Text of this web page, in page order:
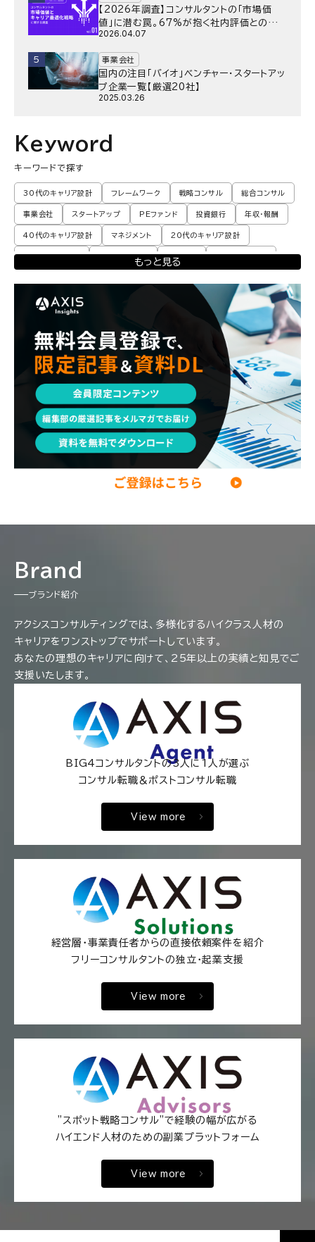
【2026年調査】コンサルタントの「市場価
値」に潜む罠。67%が抱く社内評価との乖
離と、採用側が抱く“本音”の懸念とは
2026.04.07
5 事業会社
国内の注目「バイオ」ベンチャー・スタートアッ
プ企業一覧【厳選20社】
2025.03.26
Keyword
キーワードで探す
30代のキャリア設計 フレームワーク 戦略コンサル 総合コンサル
事業会社 スタートアップ PEファンド 投資銀行 年収・報酬
40代のキャリア設計 マネジメント 20代のキャリア設計
転職体験談・実例 プロモーション 業界動向 コンサル現場論
エンジニア 調査レポート 独立・フリーランス
パートナー
コンサル現場論 経営企画・事業企画 メンタルケア
パラレルキャリア ワークライフバランス 移住・二拠点生活 AI活用
DX・テクノロジー リスキリング・資格 M&A・ファイナンス
もっと見る
Brand
ブランド紹介
アクシスコンサルティングでは、多様化するハイクラス人材の
キャリアをワンストップでサポートしています。
あなたの理想のキャリアに向けて、25年以上の実績と知見でご
支援いたします。
BIG4コンサルタントの3人に1人が選ぶ
コンサル転職＆ポストコンサル転職
View more
経営層・事業責任者からの直接依頼案件を紹介
フリーコンサルタントの独立・起業支援
View more
"スポット戦略コンサル"で経験の幅が広がる
ハイエンド人材のための副業プラットフォーム
View more